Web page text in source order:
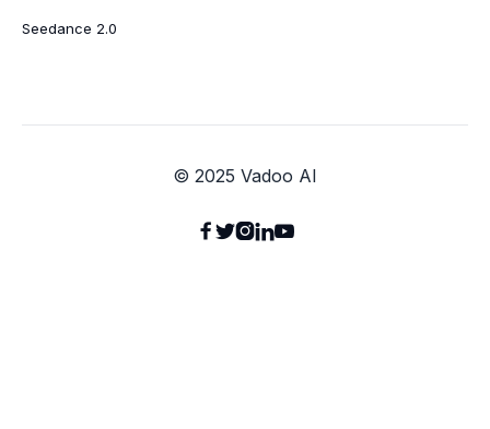
Seedance 2.0
© 2025 Vadoo AI
 